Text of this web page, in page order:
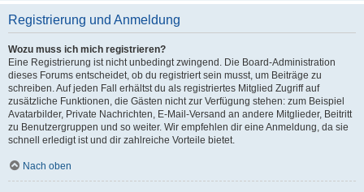
Registrierung und Anmeldung
Wozu muss ich mich registrieren?
Eine Registrierung ist nicht unbedingt zwingend. Die Board-Administration
dieses Forums entscheidet, ob du registriert sein musst, um Beiträge zu
schreiben. Auf jeden Fall erhältst du als registriertes Mitglied Zugriff auf
zusätzliche Funktionen, die Gästen nicht zur Verfügung stehen: zum Beispiel
Avatarbilder, Private Nachrichten, E-Mail-Versand an andere Mitglieder, Beitritt
zu Benutzergruppen und so weiter. Wir empfehlen dir eine Anmeldung, da sie
schnell erledigt ist und dir zahlreiche Vorteile bietet.
Nach oben